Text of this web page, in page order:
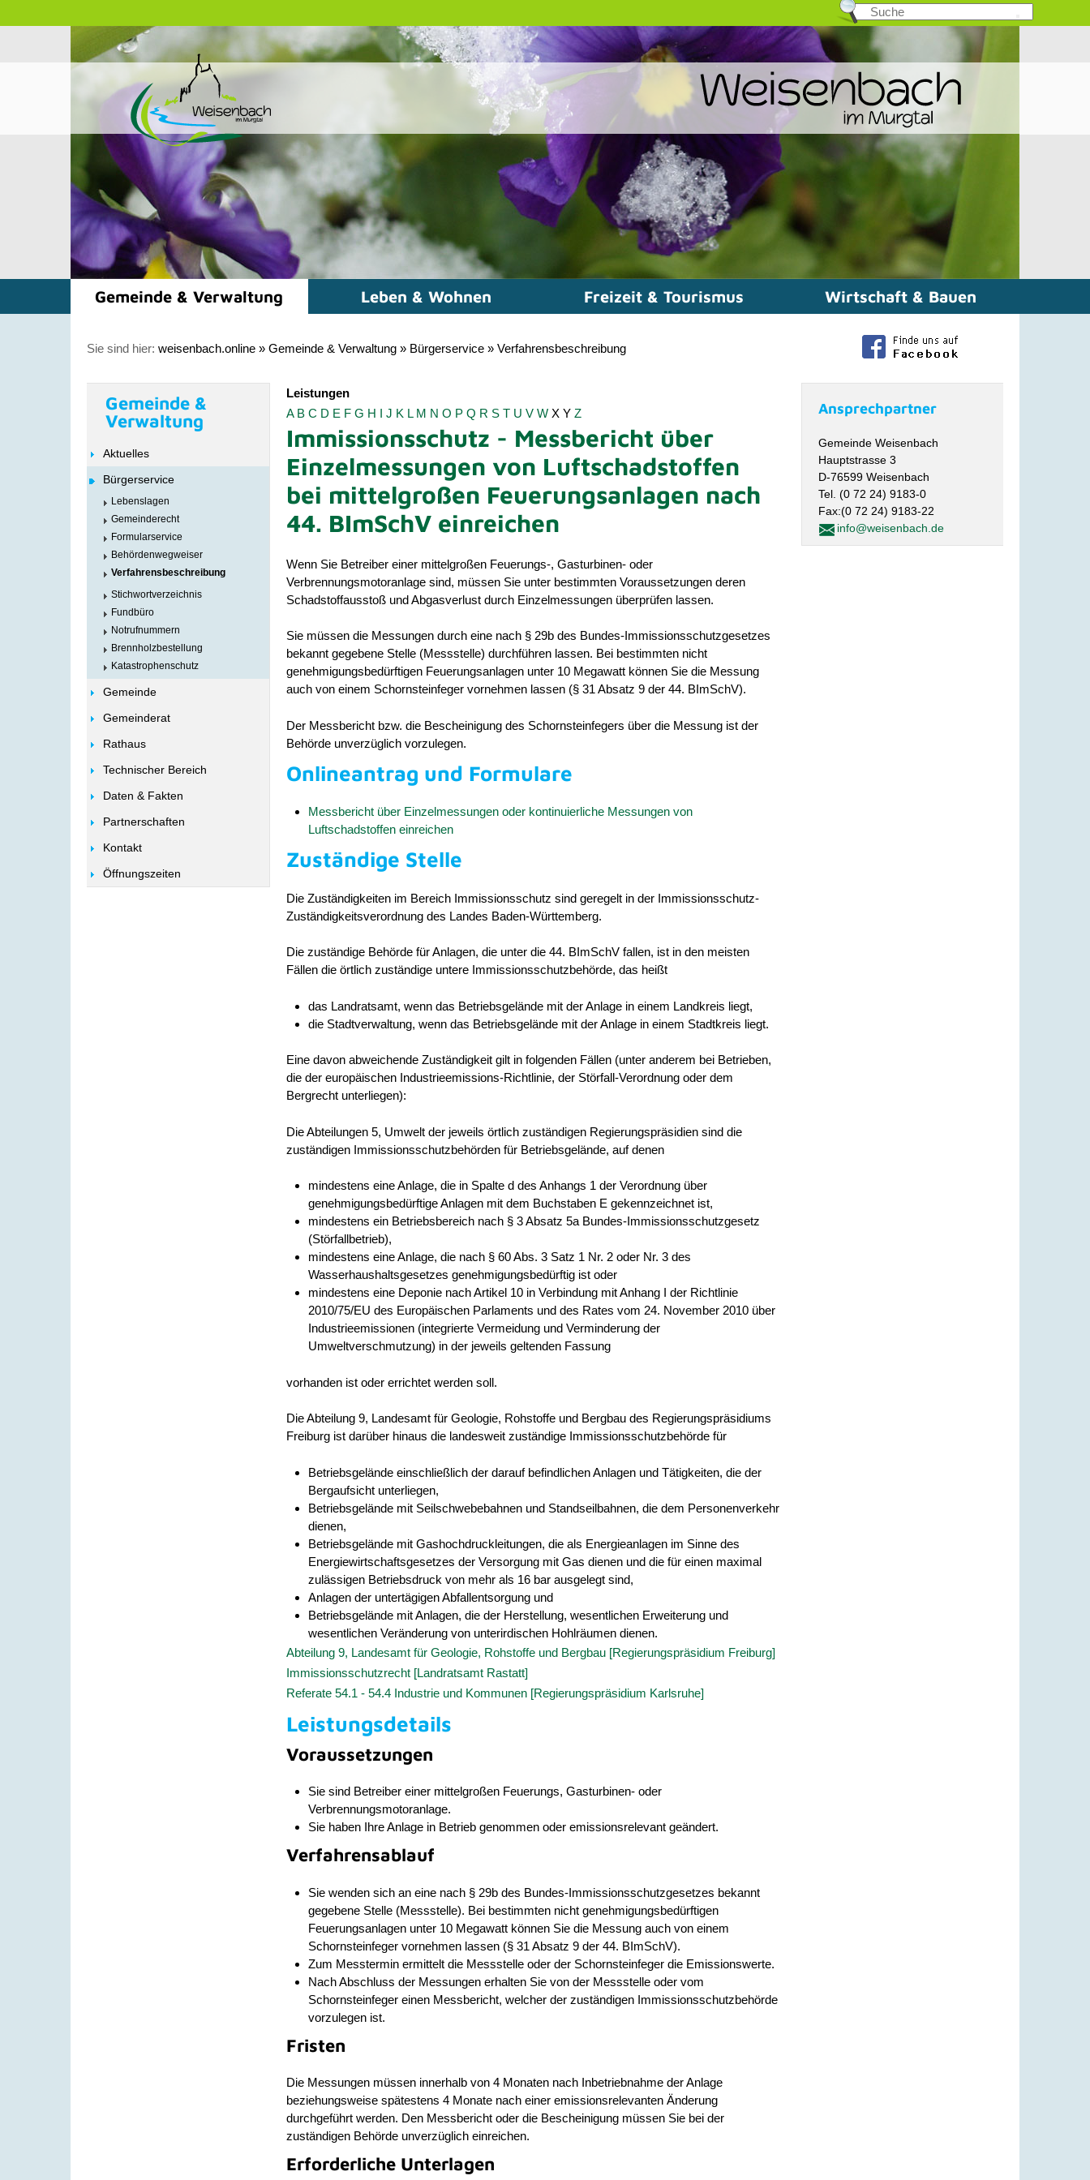
Gemeinde & Verwaltung Leben & Wohnen Freizeit & Tourismus Wirtschaft & Bauen
Sie sind hier: weisenbach.online » Gemeinde & Verwaltung » Bürgerservice » Verfahrensbeschreibung
Gemeinde &
Verwaltung
Aktuelles
Bürgerservice
Lebenslagen
Gemeinderecht
Formularservice
Behördenwegweiser
Verfahrensbeschreibung
Stichwortverzeichnis
Fundbüro
Notrufnummern
Brennholzbestellung
Katastrophenschutz
Gemeinde
Gemeinderat
Rathaus
Technischer Bereich
Daten & Fakten
Partnerschaften
Kontakt
Öffnungszeiten
Leistungen
A B C D E F G H I J K L M N O P Q R S T U V W X Y Z
Immissionsschutz - Messbericht über
Einzelmessungen von Luftschadstoffen
bei mittelgroßen Feuerungsanlagen nach
44. BImSchV einreichen
Wenn Sie Betreiber einer mittelgroßen Feuerungs-, Gasturbinen- oder
Verbrennungsmotoranlage sind, müssen Sie unter bestimmten Voraussetzungen deren
Schadstoffausstoß und Abgasverlust durch Einzelmessungen überprüfen lassen.
Sie müssen die Messungen durch eine nach § 29b des Bundes-Immissionsschutzgesetzes
bekannt gegebene Stelle (Messstelle) durchführen lassen. Bei bestimmten nicht
genehmigungsbedürftigen Feuerungsanlagen unter 10 Megawatt können Sie die Messung
auch von einem Schornsteinfeger vornehmen lassen (§ 31 Absatz 9 der 44. BImSchV).
Der Messbericht bzw. die Bescheinigung des Schornsteinfegers über die Messung ist der
Behörde unverzüglich vorzulegen.
Onlineantrag und Formulare
Messbericht über Einzelmessungen oder kontinuierliche Messungen von
Luftschadstoffen einreichen
Zuständige Stelle
Die Zuständigkeiten im Bereich Immissionsschutz sind geregelt in der Immissionsschutz-
Zuständigkeitsverordnung des Landes Baden-Württemberg.
Die zuständige Behörde für Anlagen, die unter die 44. BImSchV fallen, ist in den meisten
Fällen die örtlich zuständige untere Immissionsschutzbehörde, das heißt
das Landratsamt, wenn das Betriebsgelände mit der Anlage in einem Landkreis liegt,
die Stadtverwaltung, wenn das Betriebsgelände mit der Anlage in einem Stadtkreis liegt.
Eine davon abweichende Zuständigkeit gilt in folgenden Fällen (unter anderem bei Betrieben,
die der europäischen Industrieemissions-Richtlinie, der Störfall-Verordnung oder dem
Bergrecht unterliegen):
Die Abteilungen 5, Umwelt der jeweils örtlich zuständigen Regierungspräsidien sind die
zuständigen Immissionsschutzbehörden für Betriebsgelände, auf denen
mindestens eine Anlage, die in Spalte d des Anhangs 1 der Verordnung über
genehmigungsbedürftige Anlagen mit dem Buchstaben E gekennzeichnet ist,
mindestens ein Betriebsbereich nach § 3 Absatz 5a Bundes-Immissionsschutzgesetz
(Störfallbetrieb),
mindestens eine Anlage, die nach § 60 Abs. 3 Satz 1 Nr. 2 oder Nr. 3 des
Wasserhaushaltsgesetzes genehmigungsbedürftig ist oder
mindestens eine Deponie nach Artikel 10 in Verbindung mit Anhang I der Richtlinie
2010/75/EU des Europäischen Parlaments und des Rates vom 24. November 2010 über
Industrieemissionen (integrierte Vermeidung und Verminderung der
Umweltverschmutzung) in der jeweils geltenden Fassung
vorhanden ist oder errichtet werden soll.
Die Abteilung 9, Landesamt für Geologie, Rohstoffe und Bergbau des Regierungspräsidiums
Freiburg ist darüber hinaus die landesweit zuständige Immissionsschutzbehörde für
Betriebsgelände einschließlich der darauf befindlichen Anlagen und Tätigkeiten, die der
Bergaufsicht unterliegen,
Betriebsgelände mit Seilschwebebahnen und Standseilbahnen, die dem Personenverkehr
dienen,
Betriebsgelände mit Gashochdruckleitungen, die als Energieanlagen im Sinne des
Energiewirtschaftsgesetzes der Versorgung mit Gas dienen und die für einen maximal
zulässigen Betriebsdruck von mehr als 16 bar ausgelegt sind,
Anlagen der untertägigen Abfallentsorgung und
Betriebsgelände mit Anlagen, die der Herstellung, wesentlichen Erweiterung und
wesentlichen Veränderung von unterirdischen Hohlräumen dienen.
Abteilung 9, Landesamt für Geologie, Rohstoffe und Bergbau [Regierungspräsidium Freiburg]
Immissionsschutzrecht [Landratsamt Rastatt]
Referate 54.1 - 54.4 Industrie und Kommunen [Regierungspräsidium Karlsruhe]
Leistungsdetails
Voraussetzungen
Sie sind Betreiber einer mittelgroßen Feuerungs, Gasturbinen- oder
Verbrennungsmotoranlage.
Sie haben Ihre Anlage in Betrieb genommen oder emissionsrelevant geändert.
Verfahrensablauf
Sie wenden sich an eine nach § 29b des Bundes-Immissionsschutzgesetzes bekannt
gegebene Stelle (Messstelle). Bei bestimmten nicht genehmigungsbedürftigen
Feuerungsanlagen unter 10 Megawatt können Sie die Messung auch von einem
Schornsteinfeger vornehmen lassen (§ 31 Absatz 9 der 44. BImSchV).
Zum Messtermin ermittelt die Messstelle oder der Schornsteinfeger die Emissionswerte.
Nach Abschluss der Messungen erhalten Sie von der Messstelle oder vom
Schornsteinfeger einen Messbericht, welcher der zuständigen Immissionsschutzbehörde
vorzulegen ist.
Fristen
Die Messungen müssen innerhalb von 4 Monaten nach Inbetriebnahme der Anlage
beziehungsweise spätestens 4 Monate nach einer emissionsrelevanten Änderung
durchgeführt werden. Den Messbericht oder die Bescheinigung müssen Sie bei der
zuständigen Behörde unverzüglich einreichen.
Erforderliche Unterlagen
Ansprechpartner
Gemeinde Weisenbach
Hauptstrasse 3
D-76599 Weisenbach
Tel. (0 72 24) 9183-0
Fax:(0 72 24) 9183-22
info@weisenbach.de